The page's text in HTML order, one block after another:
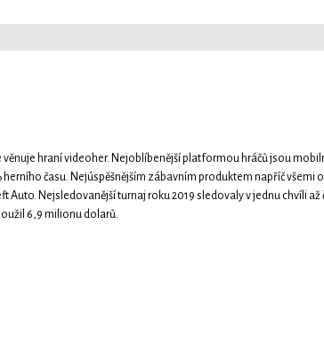
hraní videoher. Nejoblíbenější platformou hráčů jsou
času. Nejúspěšnějším zábavním produktem napříč všemi
Auto. Nejsledovanější turnaj roku 2019 sledovaly v jednu chvíli
6,9 milionu dolarů.